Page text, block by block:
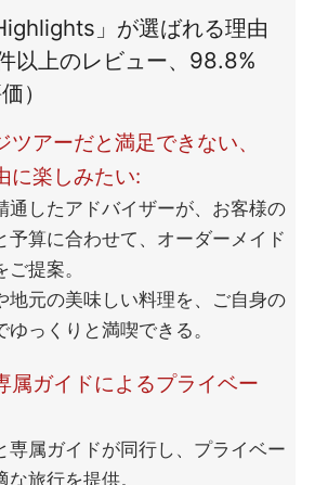
」が選ばれる理由
以上のレビュー、98.8%
）
ツアーだと満⾜できない、
に楽しみたい:
通したアドバイザーが、お客様の
予算に合わせて、オーダーメイド
提案。
地元の美味しい料理を、ご自身の
ゆっくりと満喫できる。
属ガイドによるプライベー
専属ガイドが同行し、プライベー
な旅行を提供。